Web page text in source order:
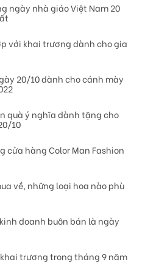
ngày nhà giáo Việt Nam 20
với khai trương dành cho gia
20/10 dành cho cánh mày
quà ý nghĩa dành tặng cho
10
cửa hàng Color Man Fashion
về, những loại hoa nào phù
doanh buôn bán là ngày
trương trong tháng 9 năm